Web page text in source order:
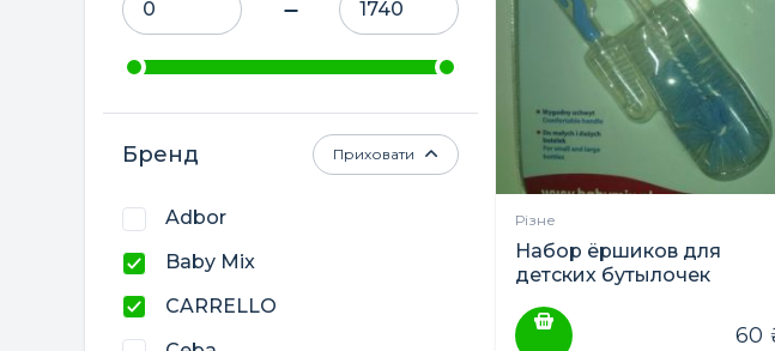
Бренд
Adbor
Baby Mix
CARRELLO
Приховати
Різне
Набор ёршиков для
детских бутылочек
60